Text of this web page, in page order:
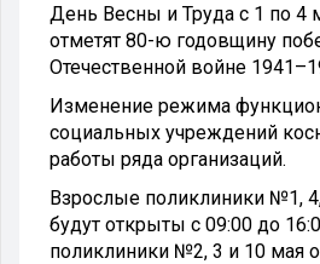
День Весны и Труда с 1 по 4
отметят 80-ю годовщину
Отечественной войне
Изменение режима
социальных учреждений
работы ряда организаций.
Взрослые поликлиники №1,
будут открыты с 09:00 до
поликлиники №2, 3 и 10 мая